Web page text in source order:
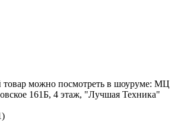
можно посмотреть в шоуруме: МЦ
161Б, 4 этаж, "Лучшая Техника"